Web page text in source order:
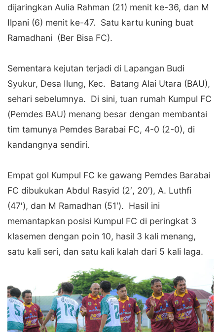
dijaringkan Aulia Rahman (21) menit ke-36, dan M
Ilpani (6) menit ke-47. Satu kartu kuning buat
Ramadhani (Ber Bisa FC).
‎Sementara kejutan terjadi di Lapangan Budi
Syukur, Desa Ilung, Kec. Batang Alai Utara (BAU),
sehari sebelumnya. Di sini, tuan rumah Kumpul FC
(Pemdes BAU) menang besar dengan membantai
tim tamunya Pemdes Barabai FC, 4-0 (2-0), di
kandangnya sendiri.
‎Empat gol Kumpul FC ke gawang Pemdes Barabai
FC dibukukan Abdul Rasyid (2′, 20′), A. Luthfi
(47′), dan M Ramadhan (51′). Hasil ini
memantapkan posisi Kumpul FC di peringkat 3
klasemen dengan poin 10, hasil 3 kali menang,
satu kali seri, dan satu kali kalah dari 5 kali laga.